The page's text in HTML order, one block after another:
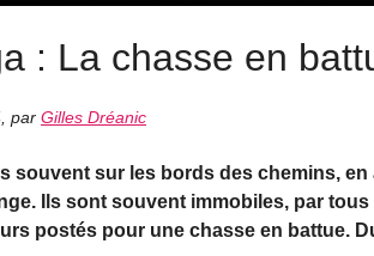
: La chasse en
par Gilles Dréanic
souvent sur les bords des chemins,
Ils sont souvent immobiles, par
postés pour une chasse en battue.